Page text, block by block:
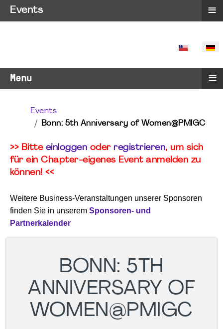
SPRACHE
Menu ≡
Events
Bonn: 5th Anniversary of Women@PMIGC
>> Bitte einloggen oder registrieren, um sich
für ein Chapter-eigenes Event anmelden zu
können! <<
Weitere Business-Veranstaltungen unserer Sponsoren
finden Sie in unserem Sponsoren- und
Partnerkalender
BONN: 5TH
ANNIVERSARY OF
WOMEN@PMIGC
Events ≡